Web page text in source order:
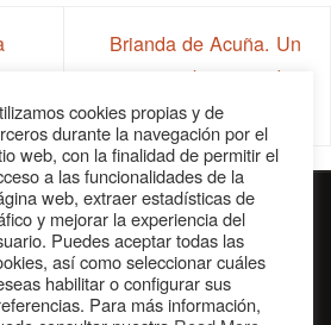
Brianda de Acuña. Un
nombre para dos
mujeres y una calle
digital de la Sociedad Erasmiana
2468. Bienvenidos cuantos
cookies propias y de
durante la navegación por el
web, con la finalidad de permitir el
a las funcionalidades de la
web, extraer estadísticas de
y mejorar la experiencia del
Puedes aceptar todas las
así como seleccionar cuáles
habilitar o configurar sus
Para más información,